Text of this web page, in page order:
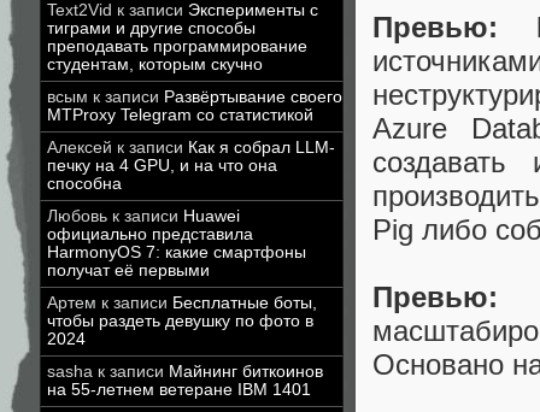
Text2Vid к записи Эксперименты с
тиграми и другие способы
преподавать программирование
студентам, которым скучно
всым к записи Развёртывание своего
MTProxy Telegram со статистикой
Алексей к записи Как я собрал LLM-
печку на 4 GPU, и на что она
способна
Любовь к записи Huawei
официально представила
HarmonyOS 7: какие смартфоны
получат её первыми
Артем к записи Бесплатные боты,
чтобы раздеть девушку по фото в
2024
sasha к записи Майнинг биткоинов
на 55-летнем ветеране IBM 1401
Превью:
Azure
Pig либо
Основано